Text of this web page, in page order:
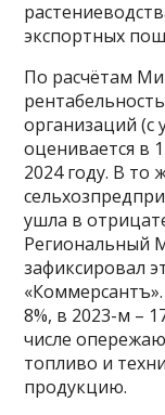
экспортных
По расчётам
организаций (с
оценивается в
2024 году. В то
ушла в
Региональный
зафиксировал
«Коммерсантъ».
8%, в 2023-м –
числе
топливо и
продукцию.